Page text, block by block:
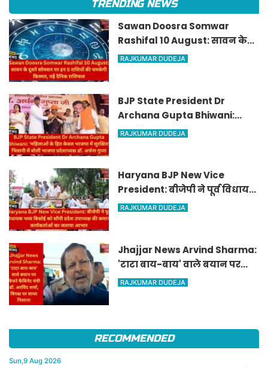
TRENDING NEWS
Sawan Doosra Somwar
Rashifal 10 August: सावन के
दूसरे सोमवार पर इन 5 राशियों की
RAJKUMAR DUDEJA
BJP State President Dr
Archana Gupta Bhiwani:
'महिलाओं के हित केवल भाजपा में
RAJKUMAR DUDEJA
Haryana BJP New Vice
President: बीजेपी ने पूर्व विधायक
भव्य बिश्नोई को सौंपी प्रदेश
RAJKUMAR DUDEJA
Jhajjar News Arvind Sharma:
'टाटा बाय-बाय' वाले बयान पर
बिफरे कैबिनेट मंत्री डॉ. अरविंद
RAJKUMAR DUDEJA
RECOMMENDED
Sun,9 Aug 2026